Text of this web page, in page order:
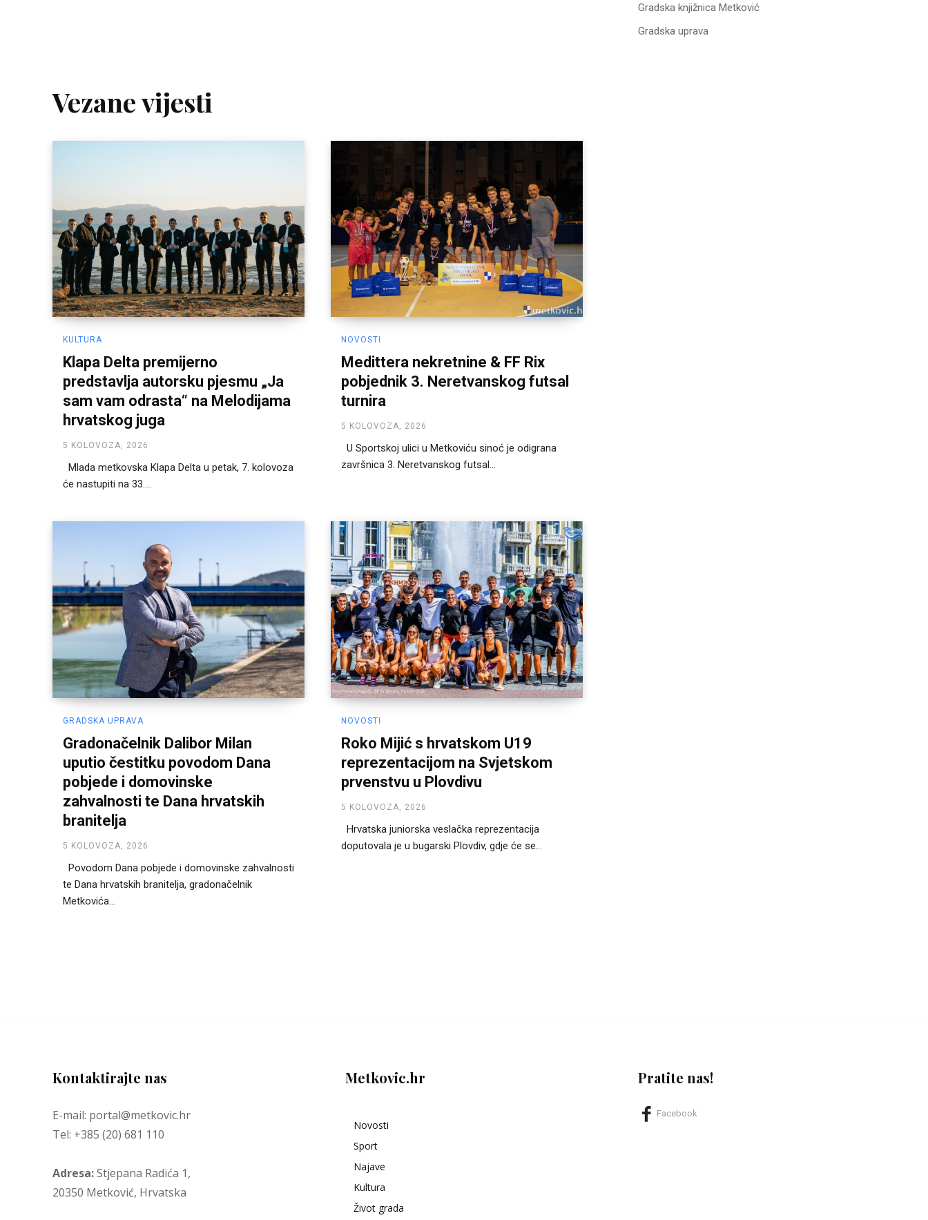
Vezane vijesti
KULTURA
Klapa Delta premijerno
predstavlja autorsku pjesmu „Ja
sam vam odrasta“ na Melodijama
hrvatskog juga
5 KOLOVOZA, 2026
Mlada metkovska Klapa Delta u petak, 7. kolovoza
će nastupiti na 33....
NOVOSTI
Medittera nekretnine & FF Rix
pobjednik 3. Neretvanskog futsal
turnira
5 KOLOVOZA, 2026
U Sportskoj ulici u Metkoviću sinoć je odigrana
završnica 3. Neretvanskog futsal...
GRADSKA UPRAVA
Gradonačelnik Dalibor Milan
uputio čestitku povodom Dana
pobjede i domovinske
zahvalnosti te Dana hrvatskih
branitelja
5 KOLOVOZA, 2026
Povodom Dana pobjede i domovinske zahvalnosti
te Dana hrvatskih branitelja, gradonačelnik
Metkovića...
NOVOSTI
Roko Mijić s hrvatskom U19
reprezentacijom na Svjetskom
prvenstvu u Plovdivu
5 KOLOVOZA, 2026
Hrvatska juniorska veslačka reprezentacija
doputovala je u bugarski Plovdiv, gdje će se...
Gradska knjižnica Metković
Gradska uprava
Kontaktirajte nas
E-mail: portal@metkovic.hr
Tel: +385 (20) 681 110
Adresa:Stjepana Radića 1,
20350 Metković, Hrvatska
Metkovic.hr
Novosti
Sport
Najave
Kultura
Život grada
Pratite nas!
Facebook